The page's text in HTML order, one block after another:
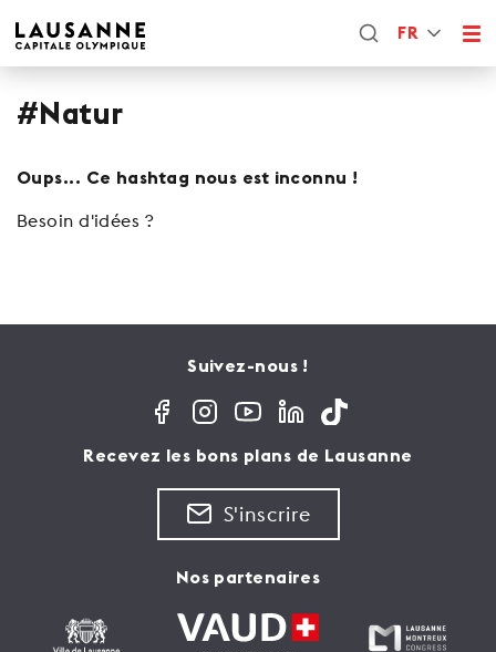
FR
#Natur
Oups... Ce hashtag nous est inconnu !
Besoin d'idées ?
Suivez-nous !
Recevez les bons plans de Lausanne
S'inscrire
Nos partenaires